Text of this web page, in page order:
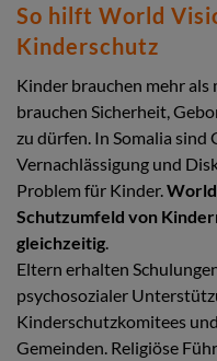
So hilft World
Kinderschutz
Kinder brauchen mehr als
brauchen Sicherheit,
zu dürfen. In Somalia
Vernachlässigung und
Problem für Kinder.World
Schutzumfeld von
gleichzeitig.
Eltern erhalten
psychosozialer
Kinderschutzkomitees
Gemeinden. Religiöse